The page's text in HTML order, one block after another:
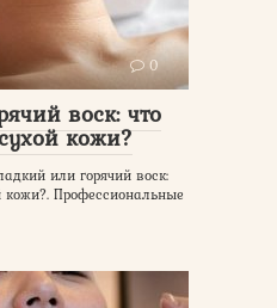
0
воск: что
кожи?
или горячий воск:
кожи?. Профессиональные